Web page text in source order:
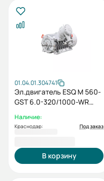
01.04.01.304741
Эл.двигатель ESQ M 560-
GST 6.0-320/1000-WR
Наличие:
Краснодар: Под заказ
В корзину